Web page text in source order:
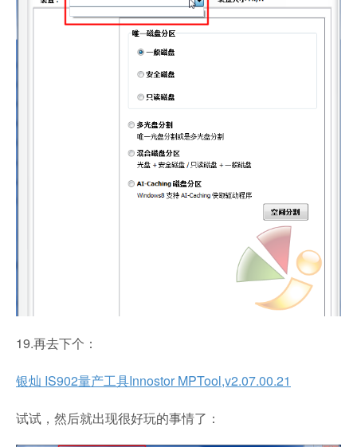
19.再去下个：
银灿 IS902量产工具Innostor MPTool,v2.07.00.21
试试，然后就出现很好玩的事情了：